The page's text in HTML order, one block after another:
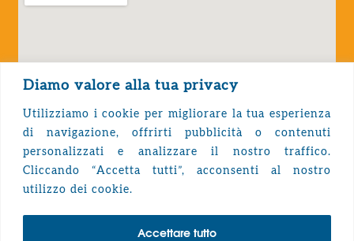
Diamo valore alla tua privacy
Utilizziamo i cookie per migliorare la tua esperienza
di navigazione, offrirti pubblicità o contenuti
personalizzati e analizzare il nostro traffico.
Cliccando “Accetta tutti”, acconsenti al nostro
utilizzo dei cookie.
Accettare tutto
Privacy Policy